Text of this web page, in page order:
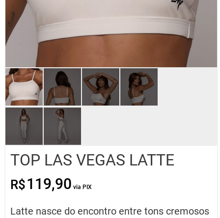
TOP LAS VEGAS LATTE
R$119,90
era:
é:
Latte nasce do encontro entre tons cremosos